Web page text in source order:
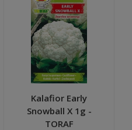
Kalafior Early
Snowball X 1g -
TORAF